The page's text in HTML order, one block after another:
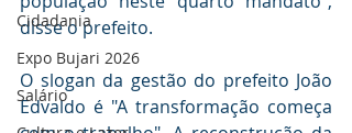
Cidadania
Expo Bujari 2026
Salário
disse o prefeito.
O slogan da gestão do prefeito João
Edvaldo é "A transformação começa